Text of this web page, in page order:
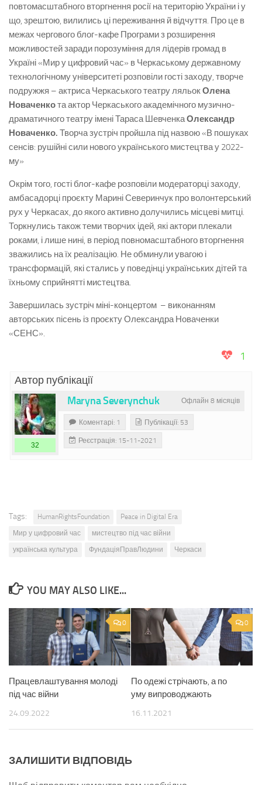
повтомасштабного вторгнення росії на територію України і у
що, зрештою, вилились ці переживання й відчуття. Про це в
межах чергового блог-кафе Програми з розширення
можливостей заради порозуміння для лідерів громад в
Україні «Мир у цифровий час» в Черкаському державному
технологічному університеті розповіли гості заходу, творче
подружжя – актриса Черкаського театру ляльокОлена
Новаченкота актор Черкаського академічного музично-
драматичного театру імені Тараса ШевченкаОлександр
Новаченко. Творча зустріч пройшла під назвою «В пошуках
сенсів: рушійні сили нового українського мистецтва у 2022-
му»
Окрім того, гості блог-кафе розповіли модераторці заходу,
амбасадорці проєкту Марині Северинчук про волонтерський
рух у Черкасах, до якого активно долучились місцеві митці.
Торкнулись також теми творчих ідей, які актори плекали
роками, і лише нині, в період повномасштабного вторгнення
зважились на їх реалізацію. Не обминули увагою і
трансформацій, які стались у поведінці українських дітей та
їхньому сприйнятті мистецтва.
Завершилась зустріч міні-концертом – виконанням
авторських пісень із проєкту Олександра Новаченки
«СЕНС».
1
Автор публікації
Офлайн 8 місяців
Maryna Severynchuk
32
Коментарі: 1 Публікації: 53
Реєстрація: 15-11-2021
Tags: HumanRightsFoundation
Peace in Digital Era
Мир у цифровий час
мистецтво під час війни
українська культура
ФундаціяПравЛюдини Черкаси
YOU MAY ALSO LIKE...
0
Працевлаштування молоді
під час війни
24.09.2022
0
По одежі стрічають, а по
уму випроводжають
16.11.2021
ЗАЛИШИТИ ВІДПОВІДЬ